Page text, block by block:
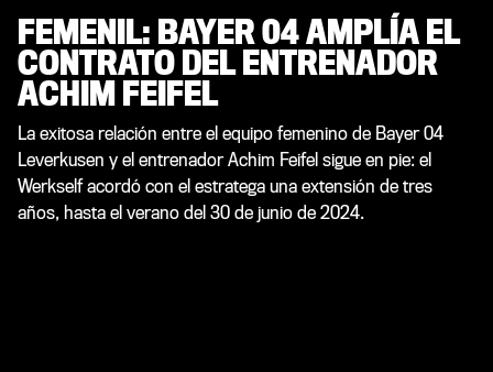
FEMENIL: BAYER 04 AMPLÍA EL
CONTRATO DEL ENTRENADOR
ACHIM FEIFEL
La exitosa relación entre el equipo femenino de Bayer 04
Leverkusen y el entrenador Achim Feifel sigue en pie: el
Werkself acordó con el estratega una extensión de tres
años, hasta el verano del 30 de junio de 2024.